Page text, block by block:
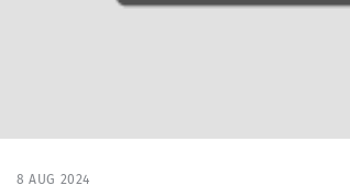
8 AUG 2024